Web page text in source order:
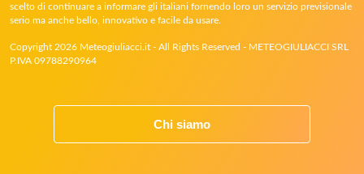
scelto di continuare a informare gli italiani fornendo loro un servizio previsionale
serio ma anche bello, innovativo e facile da usare.
Copyright 2026 Meteogiuliacci.it - All Rights Reserved - METEOGIULIACCI SRL
P.IVA 09788290964
Chi siamo